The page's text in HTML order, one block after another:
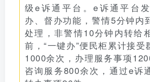
级e诉通平台。e诉通平台
办、督办功能，警情5分钟内
处理，非警情10分钟内转给
前，“一键办”便民柜累计接受
1000余次，办理服务事项
咨询服务800余次，通过e诉